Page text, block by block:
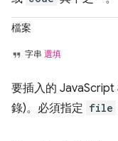
檔案
字串 選填
要插入的 JavaScript
錄)。必須指定 file